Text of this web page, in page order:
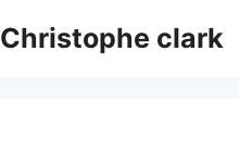
Christophe clark